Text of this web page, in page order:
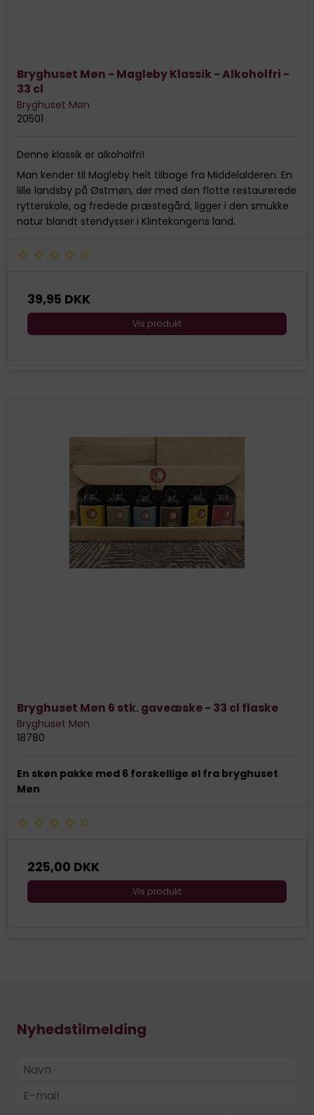
Bryghuset Møn - Magleby Klassik - Alkoholfri -
33 cl
Bryghuset Møn
20501
Denne klassik er alkoholfri!
Man kender til Magleby helt tilbage fra Middelalderen. En
lille landsby på Østmøn, der med den flotte restaurerede
rytterskole, og fredede præstegård, ligger i den smukke
natur blandt stendysser i Klintekongens land.
39,95 DKK
Vis produkt
Bryghuset Møn 6 stk. gaveæske - 33 cl flaske
Bryghuset Møn
18780
En skøn pakke med 6 forskellige øl fra bryghuset
Møn
225,00 DKK
Vis produkt
Nyhedstilmelding